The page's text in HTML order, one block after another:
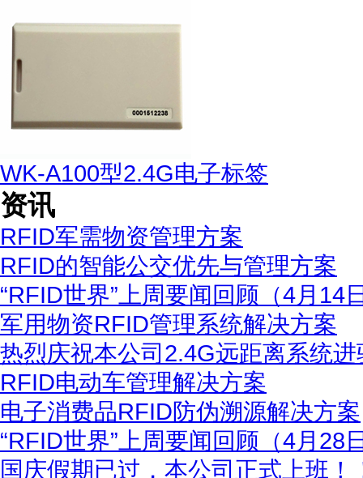
WK-A100型2.4G电子标签
资讯
RFID军需物资管理方案
RFID的智能公交优先与管理方案
“RFID世界”上周要闻回顾（4月14
军用物资RFID管理系统解决方案
热烈庆祝本公司2.4G远距离系统
RFID电动车管理解决方案
电子消费品RFID防伪溯源解决方案
“RFID世界”上周要闻回顾（4月28
国庆假期已过，本公司正式上班！